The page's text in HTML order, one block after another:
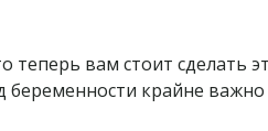
теперь вам стоит
беременности крайне